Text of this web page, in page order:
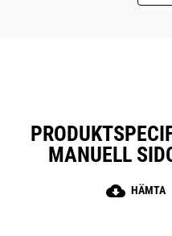
MANUELL
cloud_download HÄMTA